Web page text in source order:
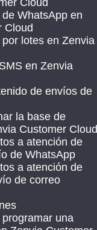
Cloud
WhatsApp en
Cloud
lotes en Zenvia
en Zenvia
de envíos de
la base de
Customer Cloud
a atención de
de WhatsApp
a atención de
de correo
una